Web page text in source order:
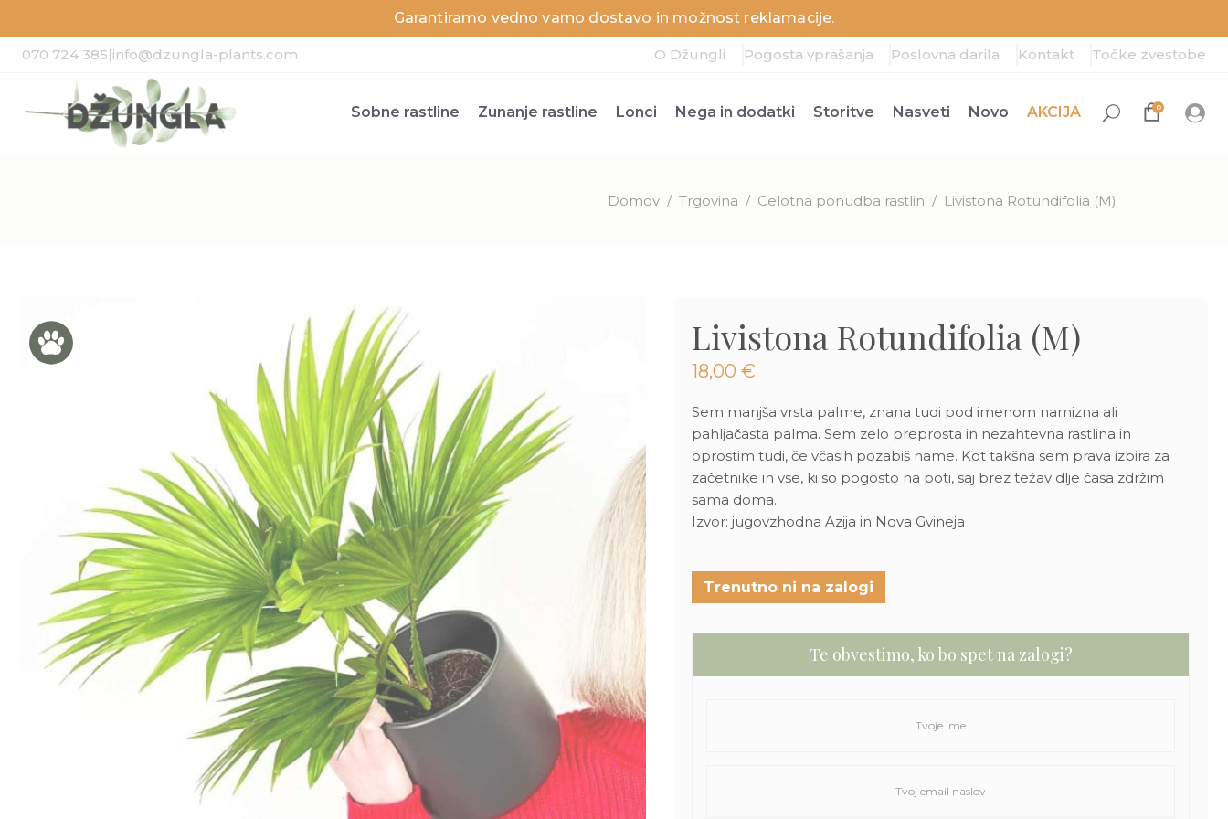
Garantiramo vedno varno dostavo in možnost reklamacije.
070 724 385|info@dzungla-plants.com O Džungli Pogosta vprašanja Poslovna darila Kontakt Točke zvestobe
Sobne rastline Zunanje rastline Lonci Nega in dodatki Storitve Nasveti Novo AKCIJA 0
Domov / Trgovina / Celotna ponudba rastlin / Livistona Rotundifolia (M)
Livistona Rotundifolia (M)
18,00 €
Sem manjša vrsta palme, znana tudi pod imenom namizna ali
pahljačasta palma. Sem zelo preprosta in nezahtevna rastlina in
oprostim tudi, če včasih pozabiš name. Kot takšna sem prava izbira za
začetnike in vse, ki so pogosto na poti, saj brez težav dlje časa zdržim
sama doma.
Izvor: jugovzhodna Azija in Nova Gvineja
Trenutno ni na zalogi
Te obvestimo, ko bo spet na zalogi?